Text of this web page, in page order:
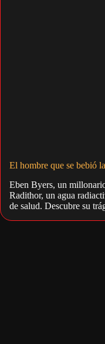
El hombre que se bebió
Eben Byers, un
Radithor, un agua
de salud. Descubre su